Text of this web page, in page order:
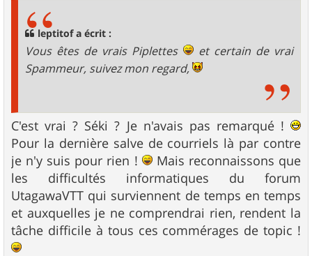
leptitof a écrit :
Vous êtes de vrais Piplettes
et certain de vrai
Spammeur, suivez mon regard,
C'est vrai ? Séki ? Je n'avais pas remarqué !
Pour la dernière salve de courriels là par contre
je n'y suis pour rien !
Mais reconnaissons que
les difficultés informatiques du forum
UtagawaVTT qui surviennent de temps en temps
et auxquelles je ne comprendrai rien, rendent la
tâche difficile à tous ces commérages de topic !